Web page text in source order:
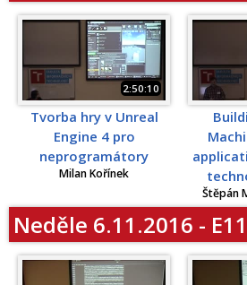
2:50:10
Tvorba hry v Unreal
Engine 4 pro
neprogramátory
Milan Kořínek
Štěpán
Neděle 6.11.2016 -